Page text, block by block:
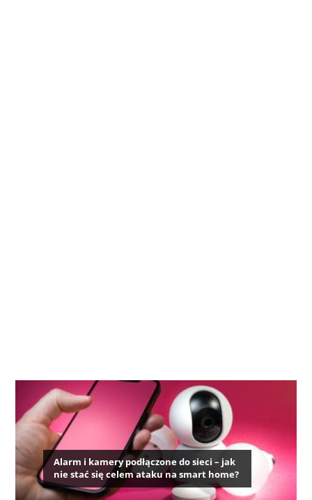
Alarm i kamery podłączone do sieci – jak
nie stać się celem ataku na smart home?